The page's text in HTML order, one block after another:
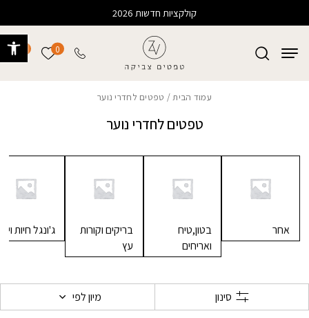
קולקציות חדשות 2026
0 הרשימה
עמוד הבית/ טפטים לחדרי נוער
טפטים לחדרי נוער
אחר
בטון,טיח
ואריחים
בריקים וקורות
עץ
ג'ונגל חיות וים
סינון מיון לפי